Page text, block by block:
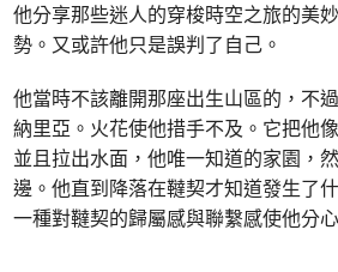
他分享那些迷人的穿梭時空之旅的美
勢。又或許他只是誤判了自己。
他當時不該離開那座出生山區的，不
納里亞。火花使他措手不及。它把他
並且拉出水面，他唯一知道的家園，
邊。他直到降落在韃契才知道發生了
一種對韃契的歸屬感與聯繫感使他分